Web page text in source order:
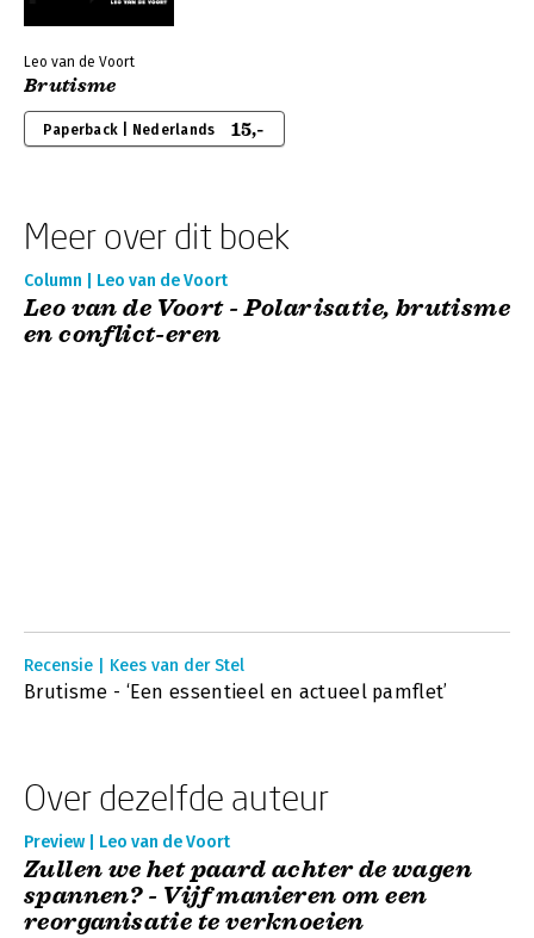
Leo van de Voort
Brutisme
Paperback | Nederlands 15,-
Meer over dit boek
Column | Leo van de Voort
Leo van de Voort - Polarisatie, brutisme
en conflict-eren
Recensie | Kees van der Stel
Brutisme - ‘Een essentieel en actueel pamflet’
Over dezelfde auteur
Preview | Leo van de Voort
Zullen we het paard achter de wagen
spannen? - Vijf manieren om een
reorganisatie te verknoeien